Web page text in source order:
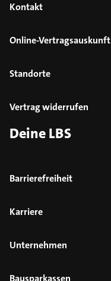
Kontakt
Online-Vertragsauskunft
Standorte
Vertrag widerrufen
Deine LBS
Barrierefreiheit
Karriere
Unternehmen
Bausparkassen